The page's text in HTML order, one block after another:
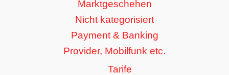
Marktgeschehen
Nicht kategorisiert
Payment & Banking
Provider, Mobilfunk etc.
Tarife